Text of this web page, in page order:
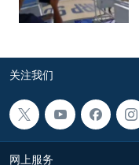
关注我们
网上服务